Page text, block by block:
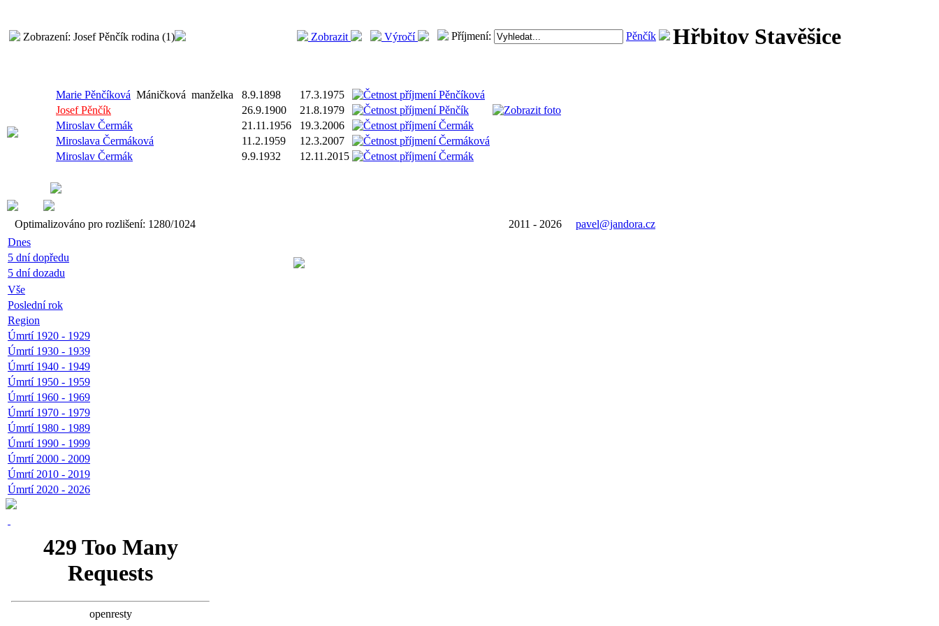
Zobrazení: Josef Pěnčík rodina (1) Zobrazit Výročí Příjmení: Pěnčík Hřbitov Stavěšice
Marie Pěnčíková Máničková manželka 8.9.1898
17.3.1975
Josef Pěnčík
26.9.1900
21.8.1979
Miroslav Čermák
21.11.1956
19.3.2006
Miroslava Čermáková
11.2.1959
12.3.2007
Miroslav Čermák
9.9.1932 12.11.2015
Optimalizováno pro rozlišení: 1280/1024 2011 - 2026 pavel@jandora.cz
Dnes
5 dní dopředu
5 dní dozadu
Vše
Poslední rok
Region
Úmrtí 1920 - 1929
Úmrtí 1930 - 1939
Úmrtí 1940 - 1949
Úmrtí 1950 - 1959
Úmrtí 1960 - 1969
Úmrtí 1970 - 1979
Úmrtí 1980 - 1989
Úmrtí 1990 - 1999
Úmrtí 2000 - 2009
Úmrtí 2010 - 2019
Úmrtí 2020 - 2026